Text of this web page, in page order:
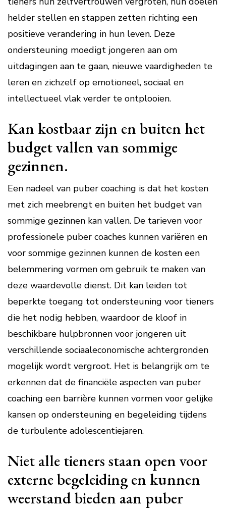
helder stellen en stappen zetten richting een
positieve verandering in hun leven. Deze
ondersteuning moedigt jongeren aan om
uitdagingen aan te gaan, nieuwe vaardigheden te
leren en zichzelf op emotioneel, sociaal en
intellectueel vlak verder te ontplooien.
Kan kostbaar zijn en buiten het
budget vallen van sommige
gezinnen.
Een nadeel van puber coaching is dat het kosten
met zich meebrengt en buiten het budget van
sommige gezinnen kan vallen. De tarieven voor
professionele puber coaches kunnen variëren en
voor sommige gezinnen kunnen de kosten een
belemmering vormen om gebruik te maken van
deze waardevolle dienst. Dit kan leiden tot
beperkte toegang tot ondersteuning voor tieners
die het nodig hebben, waardoor de kloof in
beschikbare hulpbronnen voor jongeren uit
verschillende sociaaleconomische achtergronden
mogelijk wordt vergroot. Het is belangrijk om te
erkennen dat de financiële aspecten van puber
coaching een barrière kunnen vormen voor gelijke
kansen op ondersteuning en begeleiding tijdens
de turbulente adolescentiejaren.
Niet alle tieners staan open voor
externe begeleiding en kunnen
weerstand bieden aan puber